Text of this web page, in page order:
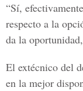
“Sí,
respecto a la
da la
El extécnico del
en la mejor